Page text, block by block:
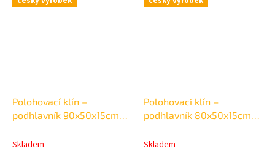
Polohovací klín –
podhlavník 90x50x15cm
Skladem
Polohovací klín –
podhlavník 80x50x15cm
Skladem